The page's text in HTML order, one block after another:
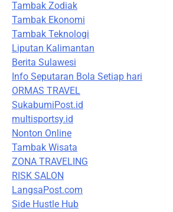
Tambak Zodiak
Tambak Ekonomi
Tambak Teknologi
Liputan Kalimantan
Berita Sulawesi
Info Seputaran Bola Setiap hari
ORMAS TRAVEL
SukabumiPost.id
multisportsy.id
Nonton Online
Tambak Wisata
ZONA TRAVELING
RISK SALON
LangsaPost.com
Side Hustle Hub